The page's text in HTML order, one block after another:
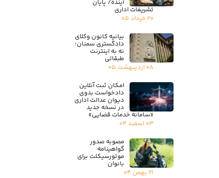
آینده/ پایان
تشریفات اداری
۲۰ خرداد ۰۵
بیانیه کانون وکلای
دادگستری سمنان؛
نه به اینترنت
طبقاتی
۰۸ اردیبهشت ۰۵
امکان ثبت آنلاین
دادخواست بدوی
دیوان عدالت اداری
در نسخه جدید
«سامانه خدمات قضایی»
۰۳ اسفند ۰۴
مصوبه صدور
گواهینامه
موتورسیکلت برای
بانوان
۲۱ بهمن ۰۴